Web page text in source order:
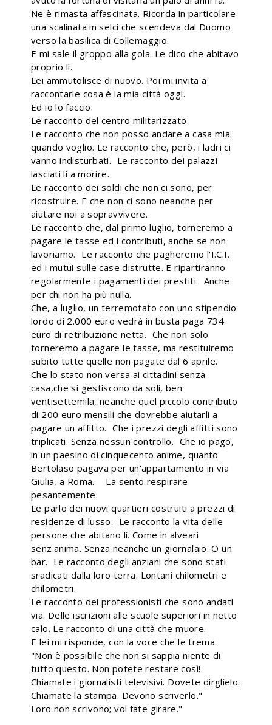
Ne è rimasta affascinata. Ricorda in particolare
una scalinata in selci che scendeva dal Duomo
verso la basilica di Collemaggio.
E mi sale il groppo alla gola. Le dico che abitavo
proprio lì.
Lei ammutolisce di nuovo. Poi mi invita a
raccontarle cosa è la mia città oggi.
Ed io lo faccio.
Le racconto del centro militarizzato.
Le racconto che non posso andare a casa mia
quando voglio. Le racconto che, però, i ladri ci
vanno indisturbati. Le racconto dei palazzi
lasciati lì a morire.
Le racconto dei soldi che non ci sono, per
ricostruire. E che non ci sono neanche per
aiutare noi a sopravvivere.
Le racconto che, dal primo luglio, torneremo a
pagare le tasse ed i contributi, anche se non
lavoriamo. Le racconto che pagheremo l'I.C.I.
ed i mutui sulle case distrutte. E ripartiranno
regolarmente i pagamenti dei prestiti. Anche
per chi non ha più nulla.
Che, a luglio, un terremotato con uno stipendio
lordo di 2.000 euro vedrà in busta paga 734
euro di retribuzione netta. Che non solo
torneremo a pagare le tasse, ma restituiremo
subito tutte quelle non pagate dal 6 aprile.
Che lo stato non versa ai cittadini senza
casa,che si gestiscono da soli, ben
ventisettemila, neanche quel piccolo contributo
di 200 euro mensili che dovrebbe aiutarli a
pagare un affitto. Che i prezzi degli affitti sono
triplicati. Senza nessun controllo. Che io pago,
in un paesino di cinquecento anime, quanto
Bertolaso pagava per un'appartamento in via
Giulia, a Roma. La sento respirare
pesantemente.
Le parlo dei nuovi quartieri costruiti a prezzi di
residenze di lusso. Le racconto la vita delle
persone che abitano lì. Come in alveari
senz'anima. Senza neanche un giornalaio. O un
bar. Le racconto degli anziani che sono stati
sradicati dalla loro terra. Lontani chilometri e
chilometri.
Le racconto dei professionisti che sono andati
via. Delle iscrizioni alle scuole superiori in netto
calo. Le racconto di una città che muore.
E lei mi risponde, con la voce che le trema.
"Non è possibile che non si sappia niente di
tutto questo. Non potete restare così!
Chiamate i giornalisti televisivi. Dovete dirglielo.
Chiamate la stampa. Devono scriverlo."
Loro non scrivono; voi fate girare."